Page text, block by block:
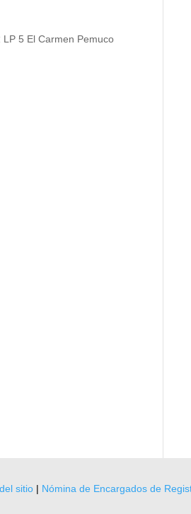
5 El Carmen Pemuco
sitio| Nómina de Encargados de